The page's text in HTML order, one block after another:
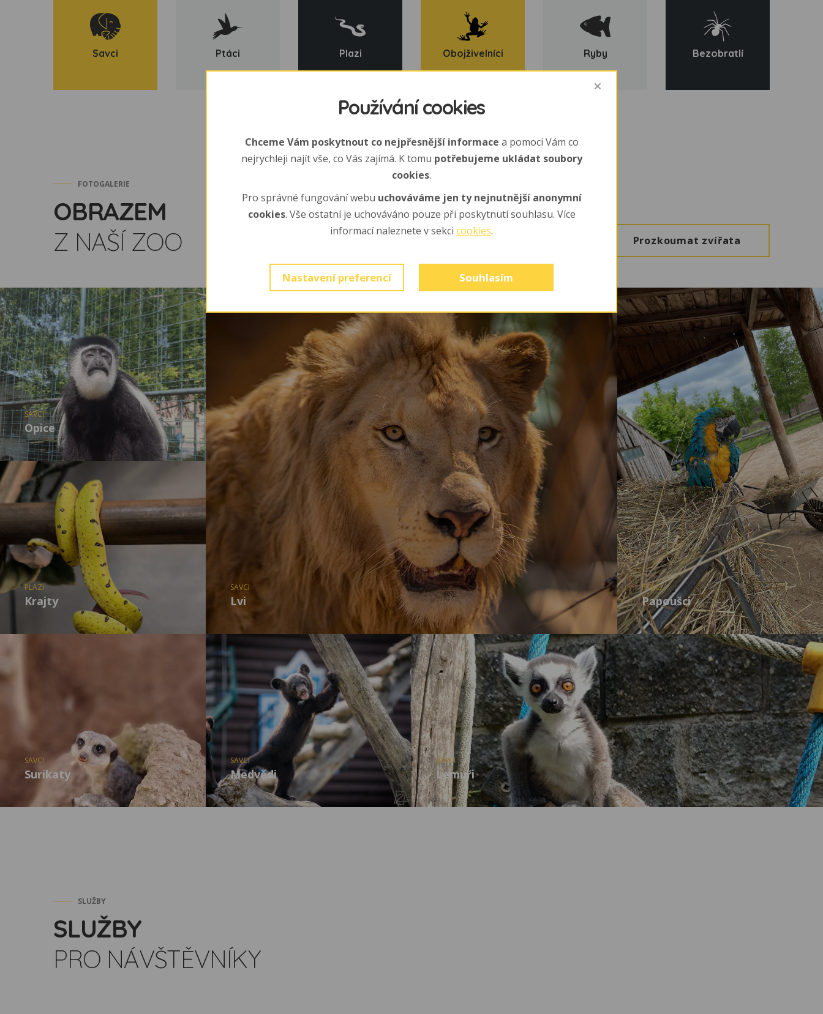
Savci Ptáci Plazi Obojživelníci Ryby Bezobratlí
FOTOGALERIE
OBRAZEM
Z NAŠÍ ZOO
Prozkoumat zvířata
SAVCI
Opice
SAVCI
Lvi
PTÁCI
Papoušci
PLAZI
Krajty
SAVCI
Surikaty
SAVCI
Medvědi
SAVCI
Lemuři
SLUŽBY
SLUŽBY
PRO NÁVŠTĚVNÍKY
Používání cookies
Chceme Vám poskytnout co nejpřesnější informace a pomoci Vám co
nejrychleji najít vše, co Vás zajímá. K tomu potřebujeme ukládat soubory
cookies.
Pro správné fungování webu uchováváme jen ty nejnutnější anonymní
cookies. Vše ostatní je uchováváno pouze při poskytnutí souhlasu. Více
informací naleznete v sekci cookies.
Nastavení preferencí Souhlasím